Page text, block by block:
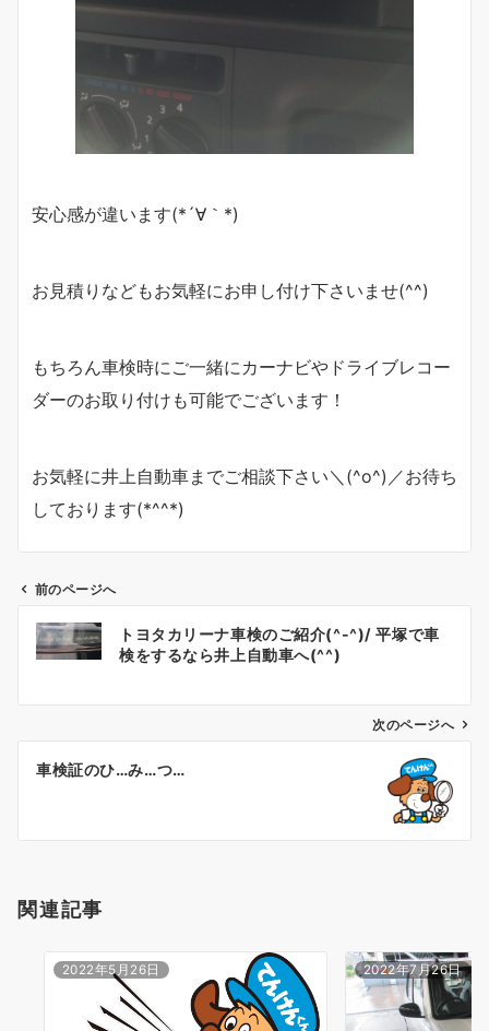
安心感が違います(*´∀｀*)
お見積りなどもお気軽にお申し付け下さいませ(^^)
もちろん車検時にご一緒にカーナビやドライブレコー
ダーのお取り付けも可能でございます！
お気軽に井上自動車までご相談下さい＼(^o^)／お待ち
しております(*^^*)
ビ
ン
前のページへ
トヨタカリーナ車検のご紹介(^-^)/ 平塚で車
検をするなら井上自動車へ(^^)
次のページへ
車検証のひ…み…つ…
関連記事
2022年5月26日 2022年7月26日